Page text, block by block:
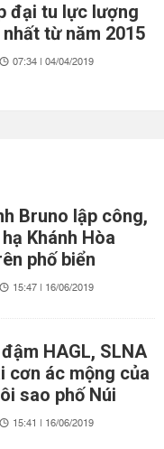
đại tu lực lượng
từ năm 2015
07:34 | 04/04/2019
Bruno lập công,
Khánh Hòa
phố biển
15:47 | 16/06/2019
HAGL, SLNA
cơn ác mộng của
sao phố Núi
15:41 | 16/06/2019